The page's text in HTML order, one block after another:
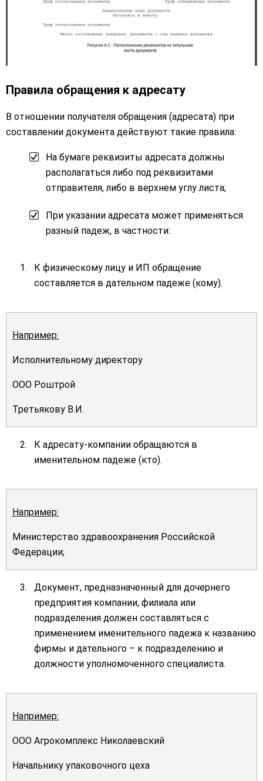
Правила обращения к адресату
В отношении получателя обращения (адресата) при
составлении документа действуют такие правила:
На бумаге реквизиты адресата должны
располагаться либо под реквизитами
отправителя, либо в верхнем углу листа;
При указании адресата может применяться
разный падеж, в частности:
К физическому лицу и ИП обращение
составляется в дательном падеже (кому).
Например:
Исполнительному директору
ООО Роштрой
Третьякову В.И.
К адресату-компании обращаются в
именительном падеже (кто).
Например:
Министерство здравоохранения Российской
Федерации;
Документ, предназначенный для дочернего
предприятия компании, филиала или
подразделения должен составляться с
применением именительного падежа к названию
фирмы и дательного – к подразделению и
должности уполномоченного специалиста.
Например:
ООО Агрокомплекс Николаевский
Начальнику упаковочного цеха